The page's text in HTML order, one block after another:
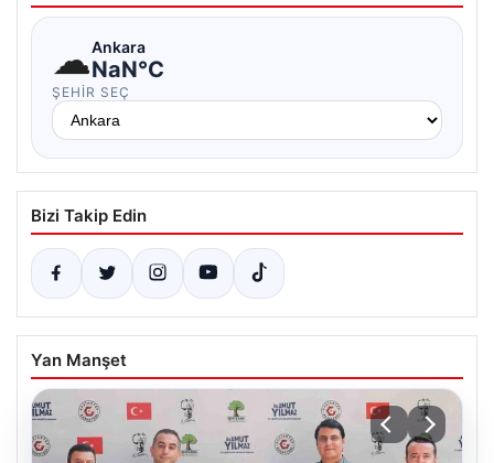
☁Ankara
NaN°C
ŞEHIR SEÇ
Bizi Takip Edin
Yan Manşet